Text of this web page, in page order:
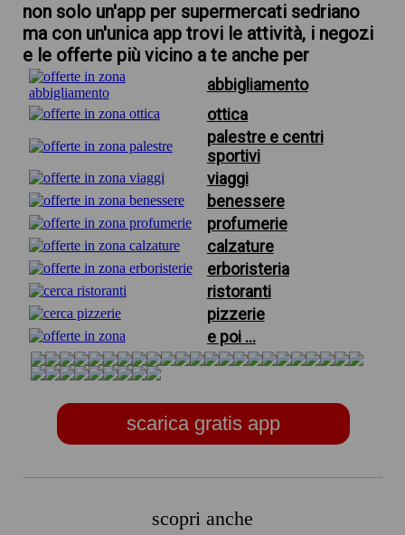
non solo un'app per supermercati sedriano
ma con un'unica app trovi le attività, i negozi
e le offerte più vicino a te anche per
abbigliamento
ottica
palestre e centri
sportivi
viaggi
benessere
profumerie
calzature
erboristeria
ristoranti
pizzerie
e poi ...
scarica gratis app
scopri anche